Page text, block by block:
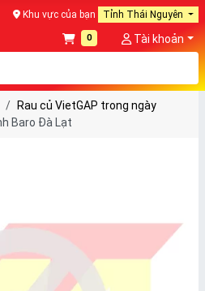
Khu vực của bạn Tỉnh Thái Nguyên
0 Tài khoản
Rau củ VietGAP trong ngày
Baro Đà Lạt